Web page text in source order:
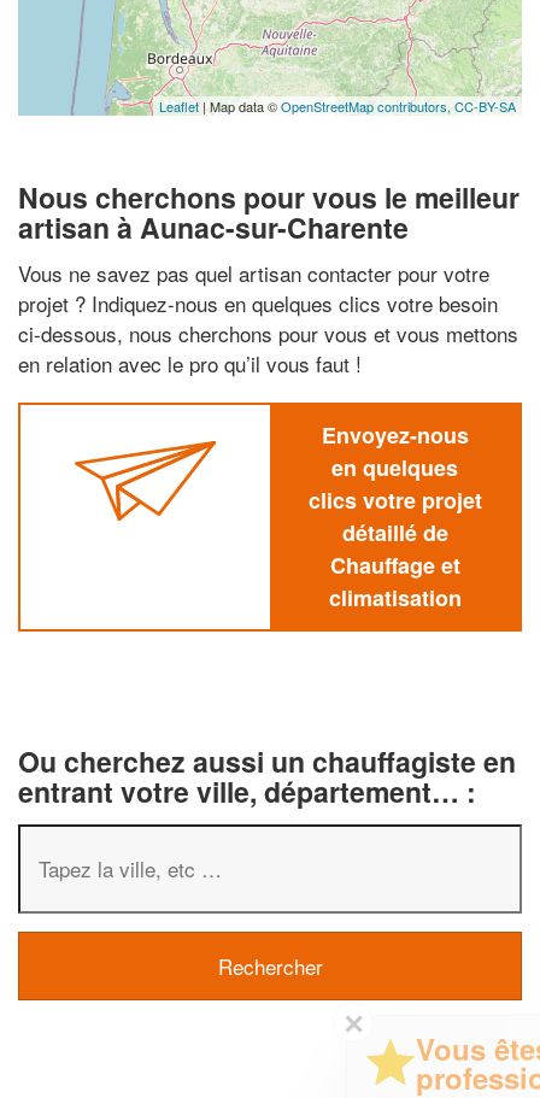
Leaflet| Map data ©OpenStreetMap contributors, CC-BY-SA
Nous cherchons pour vous le meilleur
artisan à Aunac-sur-Charente
Vous ne savez pas quel artisan contacter pour votre
projet ? Indiquez-nous en quelques clics votre besoin
ci-dessous, nous cherchons pour vous et vous mettons
en relation avec le pro qu’il vous faut !
Envoyez-nous
en quelques
clics votre projet
détaillé de
Chauffage et
climatisation
Ou cherchez aussi un chauffagiste en
entrant votre ville, département… :
Vous êtes un
professionnel ?